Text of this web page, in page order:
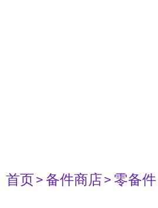
首页> 备件商店> 零备件